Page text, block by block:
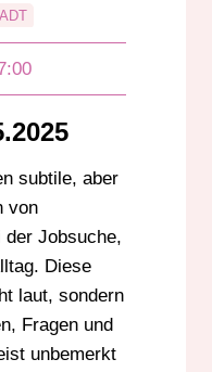
subtile, aber
von
der Jobsuche,
Diese
laut, sondern
Fragen und
unbemerkt